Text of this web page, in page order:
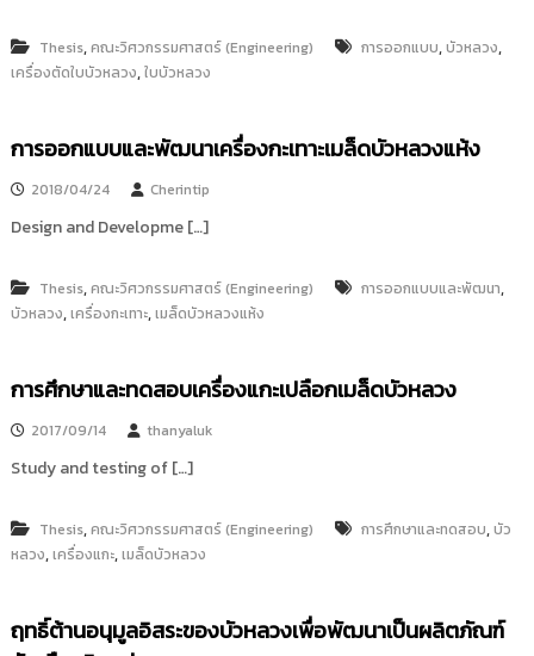
Thesis,คณะวิศวกรรมศาสตร์ (Engineering) การออกแบบ,บัวหลวง,
เครื่องตัดใบบัวหลวง,ใบบัวหลวง
การออกแบบและพัฒนาเครื่องกะเทาะเมล็ดบัวหลวงแห้ง
2018/04/24 Cherintip
Design and Developme […]
Thesis,คณะวิศวกรรมศาสตร์ (Engineering) การออกแบบและพัฒนา,
บัวหลวง,เครื่องกะเทาะ,เมล็ดบัวหลวงแห้ง
การศึกษาและทดสอบเครื่องแกะเปลือกเมล็ดบัวหลวง
2017/09/14 thanyaluk
Study and testing of […]
Thesis,คณะวิศวกรรมศาสตร์ (Engineering) การศึกษาและทดสอบ,บัว
หลวง,เครื่องแกะ,เมล็ดบัวหลวง
ฤทธิ์ต้านอนุมูลอิสระของบัวหลวงเพื่อพัฒนาเป็นผลิตภัณฑ์